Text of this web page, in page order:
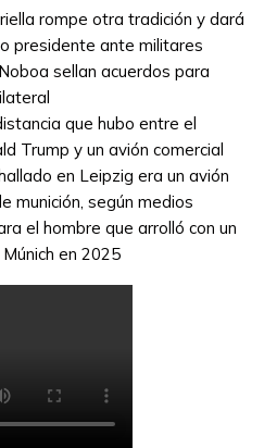
rompe otra tradición y dará
presidente ante militares
sellan acuerdos para
que hubo entre el
Trump y un avión comercial
en Leipzig era un avión
munición, según medios
el hombre que arrolló con un
en 2025